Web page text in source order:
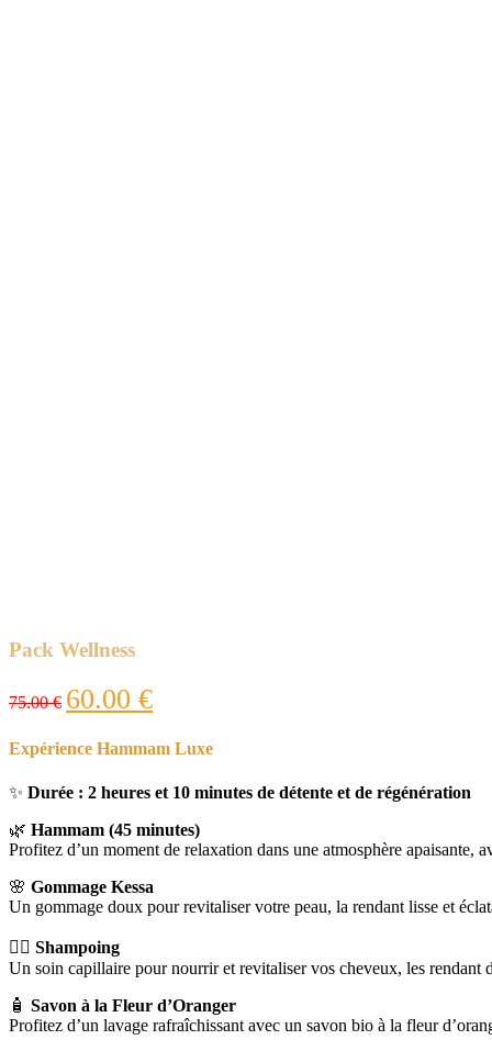
Pack Wellness
75.00€
Le
prix
était :
60.00 €Le
prix
est :
Expérience Hammam Luxe
✨ Durée : 2 heures et 10 minutes de détente et de régénération
🌿 Hammam (45 minutes)
Profitez d’un moment de relaxation dans une atmosphère apaisante,
🌸 Gommage Kessa
Un gommage doux pour revitaliser votre peau, la rendant lisse et
💆‍♀️ Shampoing
Un soin capillaire pour nourrir et revitaliser vos cheveux, les rendant
🧴 Savon à la Fleur d’Oranger
Profitez d’un lavage rafraîchissant avec un savon bio à la fleur